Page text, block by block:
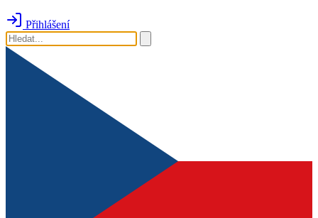
Přihlášení